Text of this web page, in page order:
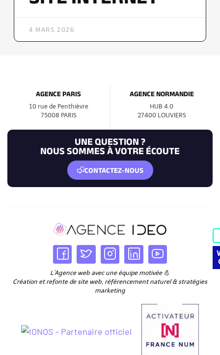
4 MARS 2026
AGENCE PARIS
10 rue de Penthièvre
75008 PARIS
AGENCE NORMANDIE
HUB 4.0
27400 LOUVIERS
UNE QUESTION ?
NOUS SOMMES À VOTRE ÉCOUTE
CONTACTEZ-NOUS
L’Agence web avec une équipe motivée 💪
Création et refonte de site web, référencement naturel & stratégies
marketing